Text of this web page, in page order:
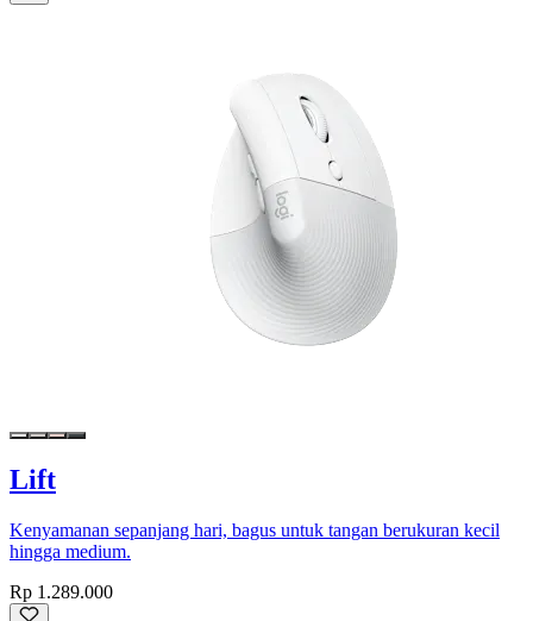
Lift
Kenyamanan sepanjang hari, bagus untuk tangan berukuran kecil
hingga medium.
Rp 1.289.000